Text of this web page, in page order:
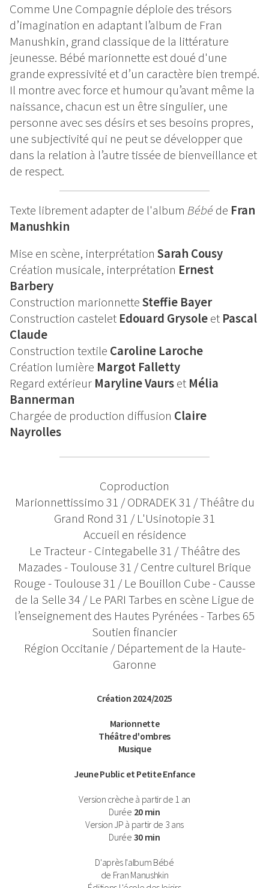
Comme Une Compagnie déploie des trésors
d’imagination en adaptant l’album de Fran
Manushkin, grand classique de la littérature
jeunesse. Bébé marionnette est doué d'une
grande expressivité et d’un caractère bien trempé.
Il montre avec force et humour qu’avant même la
naissance, chacun est un être singulier, une
personne avec ses désirs et ses besoins propres,
une subjectivité qui ne peut se développer que
dans la relation à l’autre tissée de bienveillance et
de respect.
Texte librement adapter de l'album Bébé de Fran
Manushkin
Mise en scène, interprétation Sarah Cousy
Création musicale, interprétation Ernest
Barbery
Construction marionnetteSteffie Bayer
Construction castelet Edouard Grysoleet Pascal
Claude
Construction textile Caroline Laroche
Création lumière Margot Falletty
Regard extérieur Maryline Vaurset Mélia
Bannerman
Chargée de production diffusion Claire
Nayrolles
Coproduction
Marionnettissimo 31 / ODRADEK 31 / Théâtre du
Grand Rond 31 / L'Usinotopie 31
Accueil en résidence
Le Tracteur - Cintegabelle 31 / Théâtre des
Mazades - Toulouse 31 / Centre culturel Brique
Rouge - Toulouse 31 / Le Bouillon Cube - Causse
de la Selle 34 / Le PARI Tarbes en scène Ligue de
l’enseignement des Hautes Pyrénées - Tarbes 65
Soutien financier
Région Occitanie / Département de la Haute-
Garonne
Création 2024/2025
Marionnette
Théâtre d'ombres
Musique
Jeune Public et Petite Enfance
Version crèche à partir de 1 an
Durée 20 min
Version JP à partir de 3 ans
Durée 30 min
D'après l'album Bébé
de Fran Manushkin